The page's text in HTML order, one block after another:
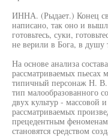
ИННА. (Рыдает.) Конец
написано, так оно и
готовьтесь, суки,
не верили в Бога, в душу
На основе анализа
рассматриваемых пьесах
типичный персонаж Н. В.
тип малообразованного
двух культур - массовой
рассматриваемых
прецедентным
становятся средством